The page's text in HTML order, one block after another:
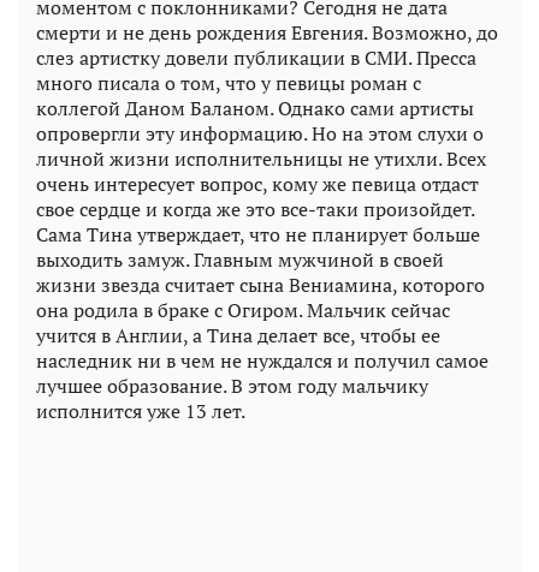
моментом с поклонниками? Сегодня не дата
смерти и не день рождения Евгения. Возможно, до
слез артистку довели публикации в СМИ. Пресса
много писала о том, что у певицы роман с
коллегой Даном Баланом. Однако сами артисты
опровергли эту информацию. Но на этом слухи о
личной жизни исполнительницы не утихли. Всех
очень интересует вопрос, кому же певица отдаст
свое сердце и когда же это все-таки произойдет.
Сама Тина утверждает, что не планирует больше
выходить замуж. Главным мужчиной в своей
жизни звезда считает сына Вениамина, которого
она родила в браке с Огиром. Мальчик сейчас
учится в Англии, а Тина делает все, чтобы ее
наследник ни в чем не нуждался и получил самое
лучшее образование. В этом году мальчику
исполнится уже 13 лет.